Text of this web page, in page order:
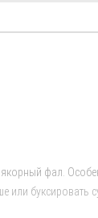
фал.
или буксировать